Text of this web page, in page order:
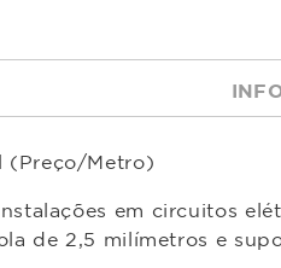
(Preço/Metro)
em circuitos
de 2,5 milímetros e